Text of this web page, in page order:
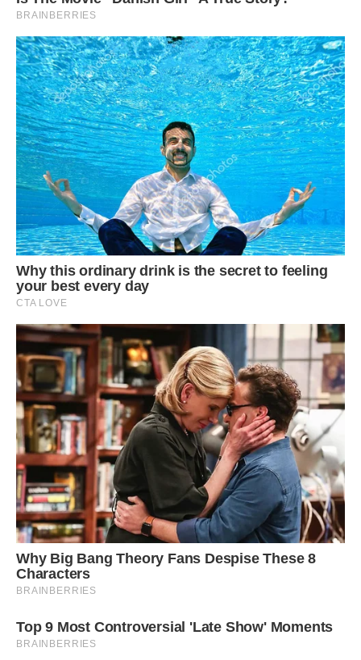
чекаючи на подальші розпитування.
Я не втрималася і вибігла за нею в коридор, наздогнала її
біля дверей і просто обійняла так міцно, як тільки могла. Я
нічого не казала про ринок, про те, що бачила її там, але
вона все зрозуміла по моїх очах, які були повні вдячності
та розкаяння. Вона погладила мене по волоссю, як
маленьку дівчинку, і прошепотіла, що сім’я — це коли один
за одного стоїть горою, попри все.
З того дня моє ставлення до свекрухи змінилося
назавжди, я більше не бачила в ній стару жінку з її
дивакуватими звичками, а бачила справжнього героя. Ми
почали допомагати їй з тими огірками, Олег возив її на
ринок машиною, щоб вона не тягала візок, хоча вона
спочатку дуже опиралася. Але ми наполягли, і тепер це
стало нашою маленькою сімейною справою, яка
приносила не лише гроші, а й відчуття єдності.